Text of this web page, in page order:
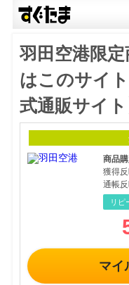
羽田空港限
はこのサイ
式通販サイト
商品
獲得
通帳
リピ
マイ